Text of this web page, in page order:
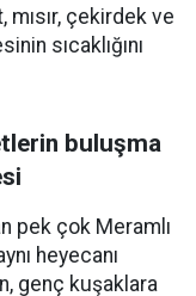
mısır, çekirdek ve
sıcaklığını
buluşma
pek çok Meramlı
heyecanı
genç kuşaklara